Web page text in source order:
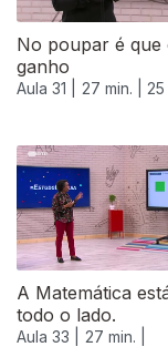
No poupar é que
ganho
Aula 31 | 27 min. |
A Matemática
todo o lado.
Aula 33 |
27 min. |